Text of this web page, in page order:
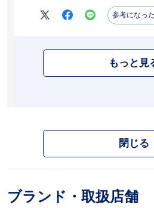
参考になった
もっと見
閉じる
ブランド・取扱店舗